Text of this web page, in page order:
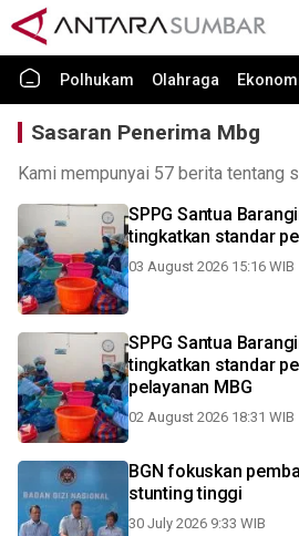
Polhukam Olahraga
Sasaran Penerima Mbg
Kami mempunyai 57 berita tentang
SPPG Santua
tingkatkan standar
03 August 2026 15:16 WIB
SPPG Santua
tingkatkan standar
pelayanan MBG
02 August 2026 18:31 WIB
BGN fokuskan
stunting tinggi
30 July 2026 9:33 WIB